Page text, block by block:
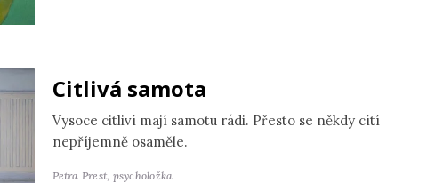
Citlivá samota
Vysoce citliví mají samotu rádi. Přesto se někdy cítí
nepříjemně osaměle.
Petra Prest, psycholožka